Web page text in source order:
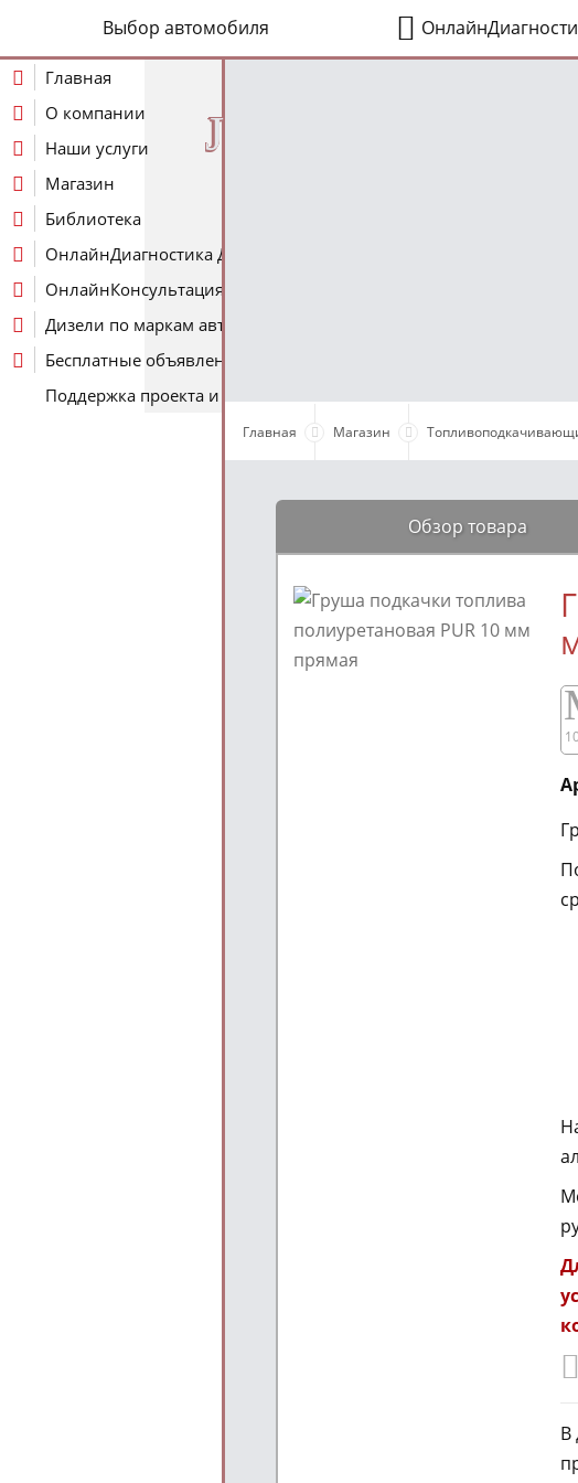
Выбор автомобиля
J
Главная
О компании
Наши услуги
Магазин
Библиотека
ОнлайнДиагностика Дизеля
ОнлайнКонсультация по Дизелю
Дизели по маркам авто
Бесплатные объявления
Поддержка проекта и оплата услуг
Главная Магазин
Обзор товара
В